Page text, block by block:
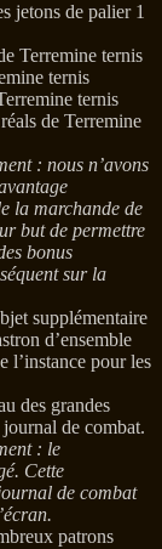
jetons de palier 1
Terremine ternis
ternis
ternis
de Terremine
: nous n’avons
la marchande de
but de permettre
bonus
sur la
supplémentaire
d’ensemble
l’instance pour les
des grandes
de combat.
: le
Cette
de combat
patrons